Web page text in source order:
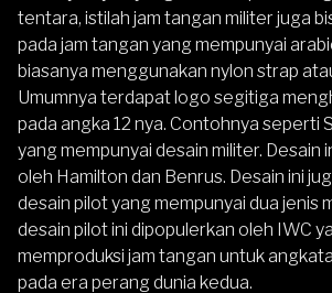
tentara, istilah jam tangan militer juga
pada jam tangan yang mempunyai
biasanya menggunakan nylon strap
Umumnya terdapat logo segitiga
pada angka 12 nya. Contohnya seperti
yang mempunyai desain militer. Desain
oleh Hamilton dan Benrus. Desain ini
desain pilot yang mempunyai dua jenis
desain pilot ini dipopulerkan oleh IWC
memproduksi jam tangan untuk
pada era perang dunia kedua.